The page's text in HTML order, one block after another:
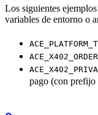
Los siguientes
variables de entorno o
pago (con prefijo